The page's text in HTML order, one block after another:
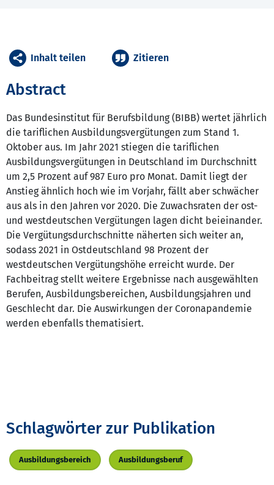
Abstract
Das Bundesinstitut für Berufsbildung (BIBB) wertet jährlich
die tariflichen Ausbildungsvergütungen zum Stand 1.
Oktober aus. Im Jahr 2021 stiegen die tariflichen
Ausbildungsvergütungen in Deutschland im Durchschnitt
um 2,5 Prozent auf 987 Euro pro Monat. Damit liegt der
Anstieg ähnlich hoch wie im Vorjahr, fällt aber schwächer
aus als in den Jahren vor 2020. Die Zuwachsraten der ost-
und westdeutschen Vergütungen lagen dicht beieinander.
Die Vergütungsdurchschnitte näherten sich weiter an,
sodass 2021 in Ostdeutschland 98 Prozent der
westdeutschen Vergütungshöhe erreicht wurde. Der
Fachbeitrag stellt weitere Ergebnisse nach ausgewählten
Berufen, Ausbildungsbereichen, Ausbildungsjahren und
Geschlecht dar. Die Auswirkungen der Coronapandemie
werden ebenfalls thematisiert.
Inhalt teilen Zitieren
Schlagwörter zur Publikation
Ausbildungsbereich Ausbildungsberuf